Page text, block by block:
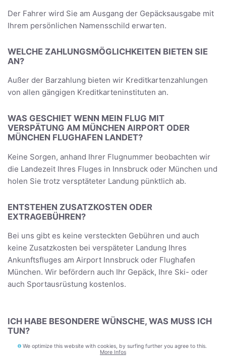
Der Fahrer wird Sie am Ausgang der Gepäcksausgabe mit
Ihrem persönlichen Namensschild erwarten.
WELCHE ZAHLUNGSMÖGLICHKEITEN BIETEN SIE
AN?
Außer der Barzahlung bieten wir Kreditkartenzahlungen
von allen gängigen Kreditkarteninstituten an.
WAS GESCHIET WENN MEIN FLUG MIT
VERSPÄTUNG AM MÜNCHEN AIRPORT ODER
MÜNCHEN FLUGHAFEN LANDET?
Keine Sorgen, anhand Ihrer Flugnummer beobachten wir
die Landezeit Ihres Fluges in Innsbruck oder München und
holen Sie trotz versptäteter Landung pünktlich ab.
ENTSTEHEN ZUSATZKOSTEN ODER
EXTRAGEBÜHREN?
Bei uns gibt es keine versteckten Gebühren und auch
keine Zusatzkosten bei verspäteter Landung Ihres
Ankunftsfluges am Airport Innsbruck oder Flughafen
München. Wir befördern auch Ihr Gepäck, Ihre Ski- oder
auch Sportausrüstung kostenlos.
ICH HABE BESONDERE WÜNSCHE, WAS MUSS ICH
TUN?
Teilen Sie uns einfach Ihre München Taxi Transfer
We optimize this website with cookies, by surfing further you agree to this.
More Infos